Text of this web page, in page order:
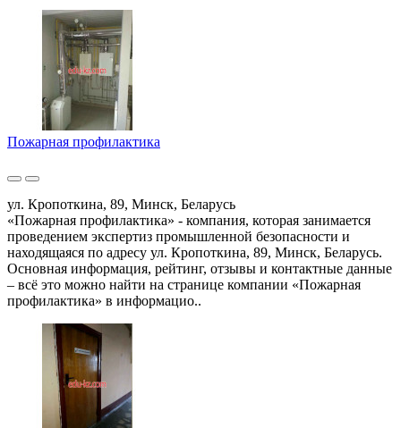
Пожарная профилактика
ул. Кропоткина, 89, Минск, Беларусь
«Пожарная профилактика» - компания, которая занимается
проведением экспертиз промышленной безопасности и
находящаяся по адресу ул. Кропоткина, 89, Минск, Беларусь.
Основная информация, рейтинг, отзывы и контактные данные
– всё это можно найти на странице компании «Пожарная
профилактика» в информацио..